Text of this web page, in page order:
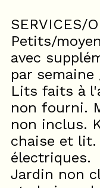
SERVICES/
Petits/
avec
par
Lits faits à
non fourni.
non inclus.
chaise et lit.
électriques.
Jardin non